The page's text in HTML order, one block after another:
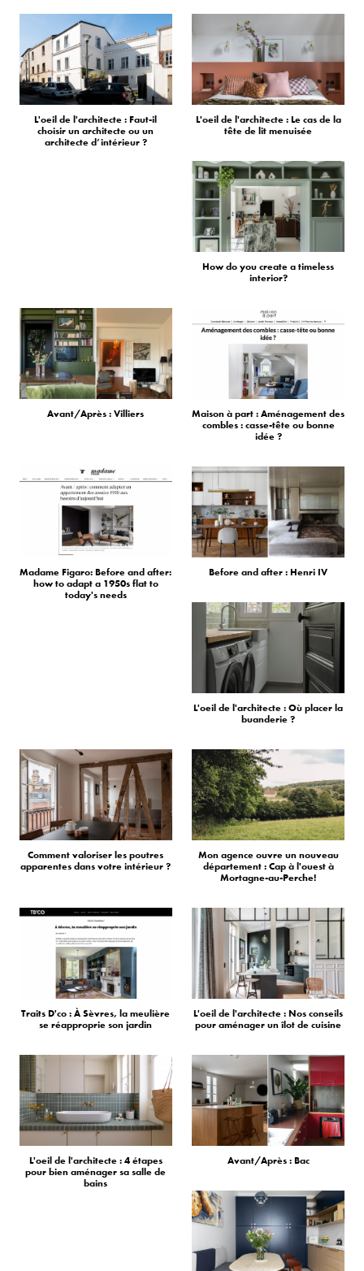
L'oeil de l'architecte : Faut-il
choisir un architecte ou un
architecte d’intérieur ?
L'oeil de l'architecte : Le cas de la
tête de lit menuisée
How do you create a timeless
interior?
Avant/Après : Villiers
Maison à part : Aménagement des
combles : casse-tête ou bonne
idée ?
Madame Figaro: Before and after:
how to adapt a 1950s flat to
today's needs
Before and after : Henri IV
L'oeil de l'architecte : Où placer la
buanderie ?
Comment valoriser les poutres
apparentes dans votre intérieur ?
Mon agence ouvre un nouveau
département : Cap à l'ouest à
Mortagne-au-Perche!
Traits D'co : À Sèvres, la meulière
se réapproprie son jardin
L'oeil de l'architecte : Nos conseils
pour aménager un îlot de cuisine
L'oeil de l'architecte : 4 étapes
pour bien aménager sa salle de
bains
Avant/Après : Bac